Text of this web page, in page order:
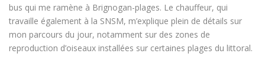
bus qui me ramène à Brignogan-plages. Le chauffeur, qui
travaille également à la SNSM, m’explique plein de détails sur
mon parcours du jour, notamment sur des zones de
reproduction d’oiseaux installées sur certaines plages du littoral.